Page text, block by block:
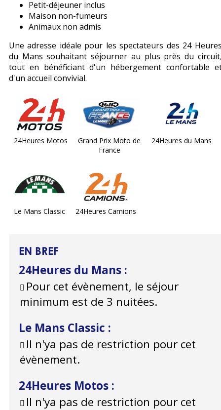
Petit-déjeuner inclus
Maison non-fumeurs
Animaux non admis
Une adresse idéale pour les spectateurs des 24
du Mans souhaitant séjourner au plus près du
tout en bénéficiant d'un hébergement confortable
d'un accueil convivial.
24Heures Motos
Grand Prix Moto de
France
24Heures du Mans
Le Mans Classic 24Heures Camions
EN BREF
24Heures du Mans :
Pour cet évènement, le séjour
minimum est de 3 nuitées.
Le Mans Classic :
Il n'ya pas de restriction pour cet
évènement.
24Heures Motos :
Il n'ya pas de restriction pour cet